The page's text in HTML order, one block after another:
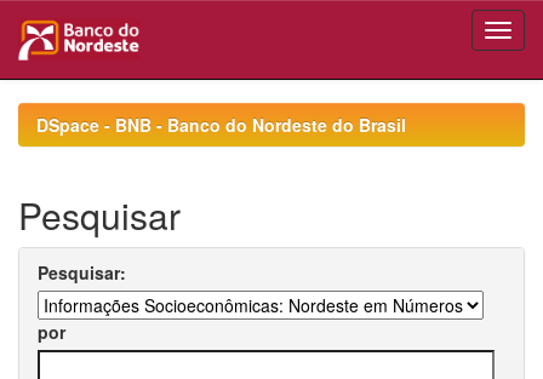
navigationDSpace - BNB - Banco do Nordeste do Brasil
Pesquisar
Pesquisar:
por